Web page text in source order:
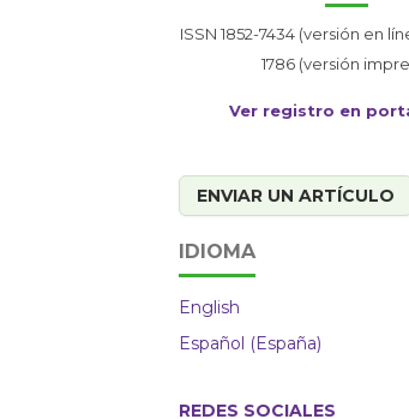
ISSN 1852-7434 (versión en
1786 (versión
Ver registro en
ENVIAR UN ARTÍCULO
IDIOMA
English
Español (España)
REDES SOCIALES